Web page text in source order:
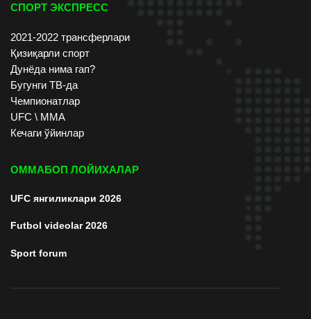
СПОРТ ЭКСПРЕСС
2021-2022 трансферлари
Қизиқарли спорт
Дунёда нима гап?
Бугунги ТВ-да
Чемпионатлар
UFC \ ММА
Кечаги ўйинлар
ОММАБОП ЛОЙИХАЛАР
UFC янгиликлари 2026
Futbol videolar 2026
Sport forum